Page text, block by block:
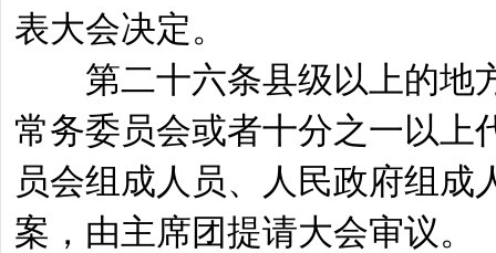
表大会决定。
第二十六条县级以上的地方
常务委员会或者十分之一以上
员会组成人员、人民政府组
案，由主席团提请大会审议。